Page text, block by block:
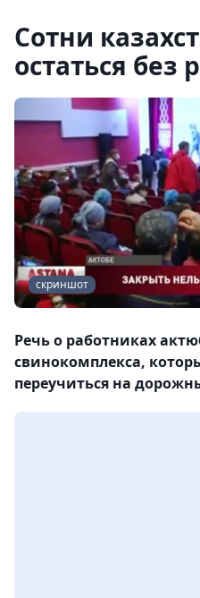
Сотни
остаться без
скриншот
Речь о работниках
свинокомплекса,
переучиться на